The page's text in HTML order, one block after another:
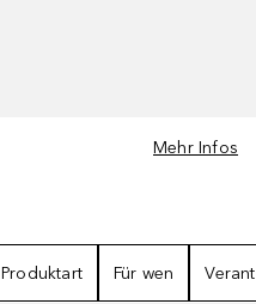
Mehr Infos
Produktart Für wen